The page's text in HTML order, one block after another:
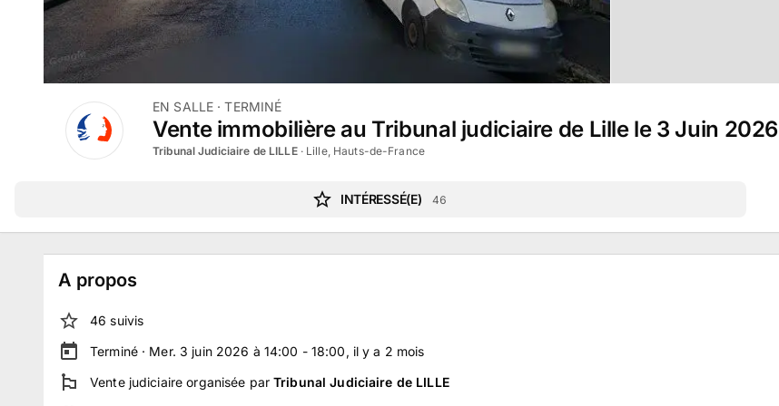
EN SALLE · TERMINÉ
Vente immobilière au Tribunal judiciaire de Lille le 3 Juin 2026
Tribunal Judiciaire de LILLE· Lille, Hauts-de-France
INTÉRESSÉ(E) 46
A propos
46 suivis
Terminé · Mer. 3 juin 2026 à 14:00 - 18:00, il y a 2 mois
Vente judiciaire organisée parTribunal Judiciaire de LILLE